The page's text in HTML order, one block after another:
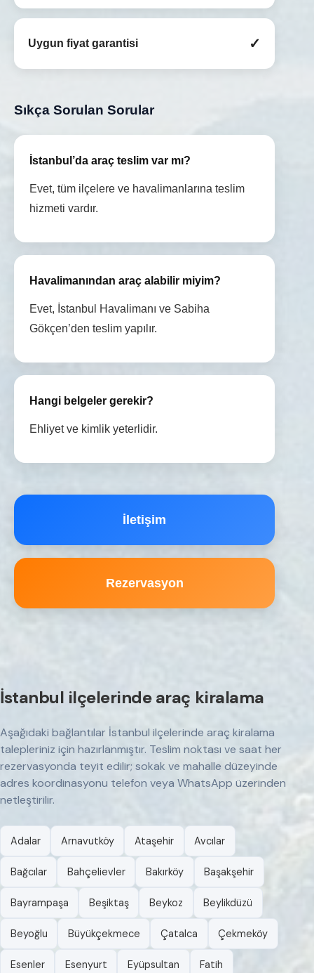
Uygun fiyat garantisi ✓
Sıkça Sorulan Sorular
İstanbul’da araç teslim var mı?
Evet, tüm ilçelere ve havalimanlarına teslim
hizmeti vardır.
Havalimanından araç alabilir miyim?
Evet, İstanbul Havalimanı ve Sabiha
Gökçen’den teslim yapılır.
Hangi belgeler gerekir?
Ehliyet ve kimlik yeterlidir.
İletişim
Rezervasyon
İstanbul ilçelerinde araç kiralama
Aşağıdaki bağlantılar İstanbul ilçelerinde araç kiralama
talepleriniz için hazırlanmıştır. Teslim noktası ve saat her
rezervasyonda teyit edilir; sokak ve mahalle düzeyinde
adres koordinasyonu telefon veya WhatsApp üzerinden
netleştirilir.
Adalar Arnavutköy Ataşehir Avcılar
Bağcılar Bahçelievler Bakırköy Başakşehir
Bayrampaşa Beşiktaş Beykoz Beylikdüzü
Beyoğlu Büyükçekmece Çatalca Çekmeköy
Esenler Esenyurt Eyüpsultan Fatih